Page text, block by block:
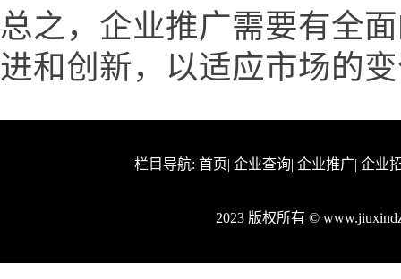
总之，企业推广需要有全
进和创新，以适应市场的
栏目导航: 首页| 企业查询| 企业推广| 企业
2023 版权所有 ©